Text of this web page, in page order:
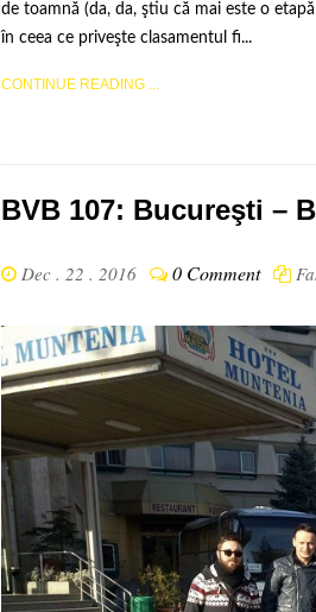
de toamnă (da, da, ştiu că mai este o
în ceea ce priveşte clasamentul fi...
CONTINUE READING ...
BVB 107: Bucureşti –
Dec . 22 . 2016 0 Comment